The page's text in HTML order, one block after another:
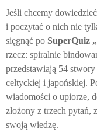
Jeśli chcemy
i poczytać o nich nie
sięgnąć po SuperQuiz
rzecz: spiralnie
przedstawiają 54
celtyckiej i japońskiej.
wiadomości o upiorze,
złożony z trzech pytań,
swoją wiedzę.